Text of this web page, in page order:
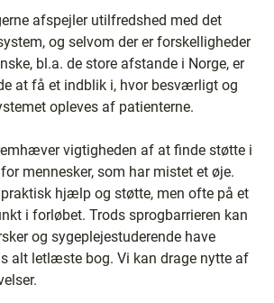
afspejler utilfredshed med det
og selvom der er forskelligheder
bl.a. de store afstande i Norge, er
at få et indblik i, hvor besværligt og
opleves af patienterne.
vigtigheden af at finde støtte i
mennesker, som har mistet et øje.
hjælp og støtte, men ofte på et
i forløbet. Trods sprogbarrieren kan
og sygeplejestuderende have
alt letlæste bog. Vi kan drage nytte af